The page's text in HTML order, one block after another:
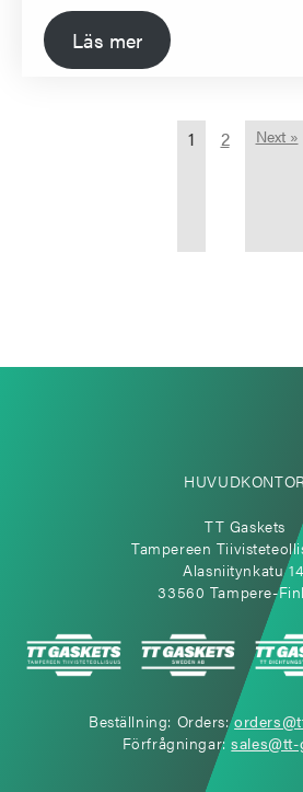
Läs mer
1 2 Next »
HUVUDKONTOR
TT Gaskets
Tampereen
Alasniitynkatu
33560 Tampere-
Beställning: Orders:
Förfrågningar: